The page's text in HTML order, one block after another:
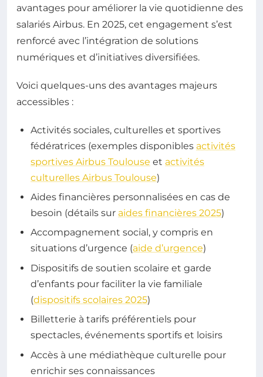
avantages pour améliorer la vie quotidienne des
salariés Airbus. En 2025, cet engagement s’est
renforcé avec l’intégration de solutions
numériques et d’initiatives diversifiées.
Voici quelques-uns des avantages majeurs
accessibles :
Activités sociales, culturelles et sportives
fédératrices (exemples disponibles activités
sportives Airbus Toulouse et activités
culturelles Airbus Toulouse)
Aides financières personnalisées en cas de
besoin (détails sur aides financières 2025)
Accompagnement social, y compris en
situations d’urgence (aide d’urgence)
Dispositifs de soutien scolaire et garde
d’enfants pour faciliter la vie familiale
(dispositifs scolaires 2025)
Billetterie à tarifs préférentiels pour
spectacles, événements sportifs et loisirs
Accès à une médiathèque culturelle pour
enrichir ses connaissances